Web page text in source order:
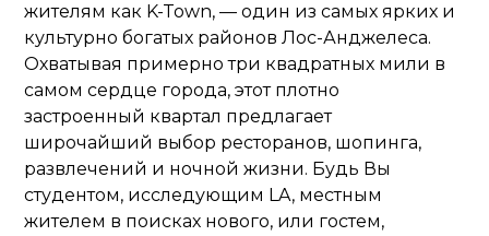
жителям как K-Town, — один из самых ярких и
культурно богатых районов Лос-Анджелеса.
Охватывая примерно три квадратных мили в
самом сердце города, этот плотно
застроенный квартал предлагает
широчайший выбор ресторанов, шопинга,
развлечений и ночной жизни. Будь Вы
студентом, исследующим LA, местным
жителем в поисках нового, или гостем,